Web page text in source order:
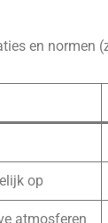
en normen
op
atmosferen